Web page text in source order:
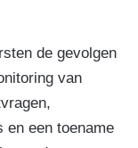
de gevolgen
van
en een toename